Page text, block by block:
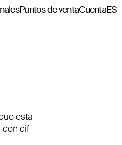
Puntos de ventaCuentaES
esta
con cif